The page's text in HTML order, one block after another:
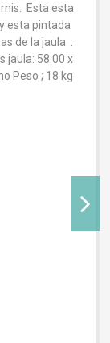
Esta esta
esta pintada
de la jaula :
jaula: 58.00 x
Peso ; 18 kg